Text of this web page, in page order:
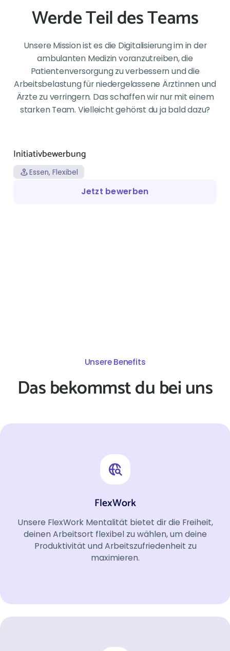
Werde Teil des Teams
Unsere Mission ist es die Digitalisierung im in der
ambulanten Medizin voranzutreiben, die
Patientenversorgung zu verbessern und die
Arbeitsbelastung für niedergelassene Ärztinnen und
Ärzte zu verringern. Das schaffen wir nur mit einem
starken Team. Vielleicht gehörst du ja bald dazu?
Initiativbewerbung
Essen, Flexibel
Jetzt bewerben
Unsere Benefits
Das bekommst du bei uns
FlexWork
Unsere FlexWork Mentalität bietet dir die Freiheit,
deinen Arbeitsort flexibel zu wählen, um deine
Produktivität und Arbeitszufriedenheit zu
maximieren.